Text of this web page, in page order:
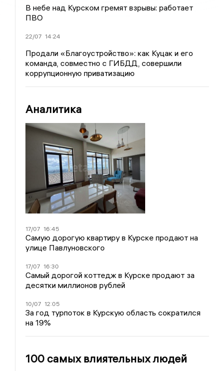
В небе над Курском гремят взрывы: работает
ПВО
22/07 14:24
Продали «Благоустройство»: как Куцак и его
команда, совместно с ГИБДД, совершили
коррупционную приватизацию
Аналитика
17/07 16:45
Самую дорогую квартиру в Курске продают на
улице Павлуновского
17/07 16:30
Самый дорогой коттедж в Курске продают за
десятки миллионов рублей
10/07 12:05
За год турпоток в Курскую область сократился
на 19%
100 самых влиятельных людей